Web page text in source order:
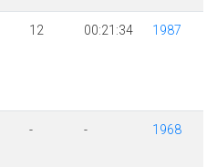
12 00:21:34 1987
- - 1968